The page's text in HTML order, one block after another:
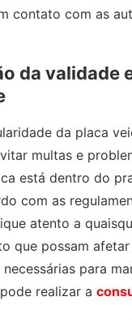
contato com as
da validade
da placa
multas e
está dentro do
com as
atento a
que possam
para
realizar a